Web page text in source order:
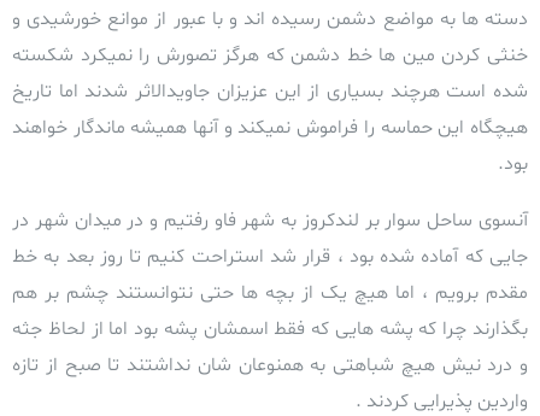
دسته ها به مواضع دشمن رسیده اند و با عبور از موانع خورشیدی و
خنثی کردن مین ها خط دشمن که هرگز تصورش را نمیکرد شکسته
شده است هرچند بسیاری از این عزیزان جاویدالاثر شدند اما تاریخ
هیچگاه این حماسه را فراموش نمیکند و آنها همیشه ماندگار خواهند
بود.
آنسوی ساحل سوار بر لندکروز به شهر فاو رفتیم و در میدان شهر در
جایی که آماده شده بود ، قرار شد استراحت کنیم تا روز بعد به خط
مقدم برویم ، اما هیچ یک از بچه ها حتی نتوانستند چشم بر هم
بگذارند چرا که پشه هایی که فقط اسمشان پشه بود اما از لحاظ جثه
و درد نیش هیچ شباهتی به همنوعان شان نداشتند تا صبح از تازه
واردین پذیرایی کردند .